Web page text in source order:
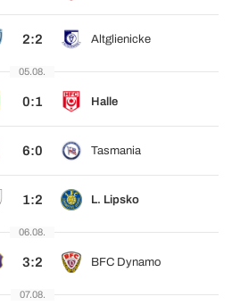
2:2 Altglienicke
05.08.
0:1 Halle
6:0 Tasmania
1:2 L. Lipsko
06.08.
3:2 BFC Dynamo
07.08.